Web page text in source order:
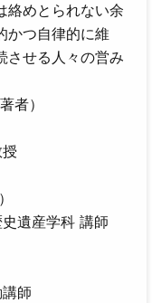
絡めとられない余
かつ自律的に維
させる人々の営み
者）
遺産学科 講師
師